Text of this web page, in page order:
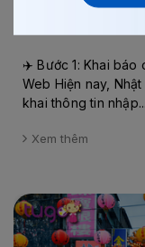
LẦN ĐẦU...
✈️ Bước 1: Khai báo
Web Hiện nay,
khai thông tin nhập...
Xem thêm